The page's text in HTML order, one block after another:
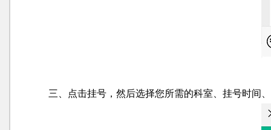
三、点击挂号，然后选择您所需的科室、挂号时间